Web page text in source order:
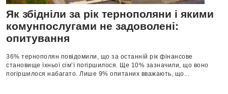
Як збідніли за рік тернополяни і якими
комунпослугами не задоволені:
опитування
36% тернополян повідомили, що за останній рік фінансове
становище їхньої сім’ї погіршилося. Ще 10% зазначили, що воно
погіршилося набагато. Лише 9% опитаних вважають, що...